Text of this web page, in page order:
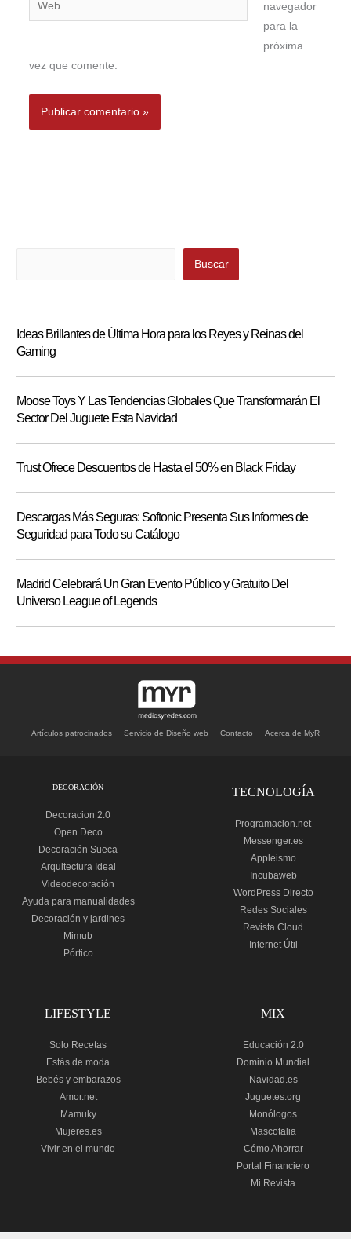
navegador
para la
próxima
vez que comente.
Buscar
Ideas Brillantes de Última Hora para los Reyes y Reinas del
Gaming
Moose Toys Y Las Tendencias Globales Que Transformarán El
Sector Del Juguete Esta Navidad
Trust Ofrece Descuentos de Hasta el 50% en Black Friday
Descargas Más Seguras: Softonic Presenta Sus Informes de
Seguridad para Todo su Catálogo
Madrid Celebrará Un Gran Evento Público y Gratuito Del
Universo League of Legends
Artículos patrocinados Servicio de Diseño web Contacto Acerca de MyR
DECORACIÓN
Decoracion 2.0
Open Deco
Decoración Sueca
Arquitectura Ideal
Videodecoración
Ayuda para manualidades
Decoración y jardines
Mimub
Pórtico
TECNOLOGÍA
Programacion.net
Messenger.es
Appleismo
Incubaweb
WordPress Directo
Redes Sociales
Revista Cloud
Internet Útil
LIFESTYLE
Solo Recetas
Estás de moda
Bebés y embarazos
Amor.net
Mamuky
Mujeres.es
Vivir en el mundo
MIX
Educación 2.0
Dominio Mundial
Navidad.es
Juguetes.org
Monólogos
Mascotalia
Cómo Ahorrar
Portal Financiero
Mi Revista